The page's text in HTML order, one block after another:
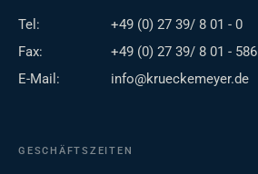
Tel:
+49 (0) 27 39/ 8 01 - 0
Fax:
+49 (0) 27 39/ 8 01 - 586
E-Mail:
info@krueckemeyer.de
GESCHÄFTSZEITEN